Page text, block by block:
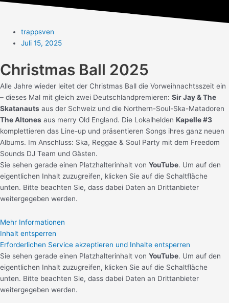
trappsven
Juli 15, 2025
Christmas Ball 2025
Alle Jahre wieder leitet der Christmas Ball die Vorweihnachtsszeit ein
– dieses Mal mit gleich zwei Deutschlandpremieren: Sir Jay & The
Skatanauts aus der Schweiz und die Northern-Soul-Ska-Matadoren
The Altones aus merry Old England. Die Lokalhelden Kapelle #3
komplettieren das Line-up und präsentieren Songs ihres ganz neuen
Albums. Im Anschluss: Ska, Reggae & Soul Party mit dem Freedom
Sounds DJ Team und Gästen.
Sie sehen gerade einen Platzhalterinhalt von YouTube. Um auf den
eigentlichen Inhalt zuzugreifen, klicken Sie auf die Schaltfläche
unten. Bitte beachten Sie, dass dabei Daten an Drittanbieter
weitergegeben werden.
Mehr Informationen
Inhalt entsperren
Erforderlichen Service akzeptieren und Inhalte entsperren
Sie sehen gerade einen Platzhalterinhalt von YouTube. Um auf den
eigentlichen Inhalt zuzugreifen, klicken Sie auf die Schaltfläche
unten. Bitte beachten Sie, dass dabei Daten an Drittanbieter
weitergegeben werden.